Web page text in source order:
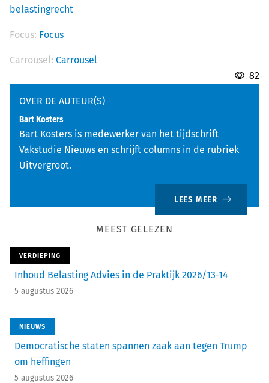
belastingrecht
Focus: Focus
Carrousel: Carrousel
82
OVER DE AUTEUR(S)
Bart Kosters
Bart Kosters is medewerker van het tijdschrift
Vakstudie Nieuws en schrijft columns in de rubriek
Uitvergroot.
LEES MEER
MEEST GELEZEN
VERDIEPING
Inhoud Belasting Advies in de Praktijk 2026/13-14
5 augustus 2026
NIEUWS
Democratische staten spannen zaak aan tegen Trump
om heffingen
5 augustus 2026